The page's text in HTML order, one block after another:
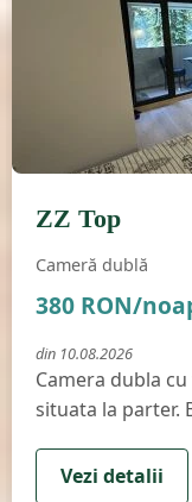
Disponibilă
ZZ Top
Cameră dublă
380 RON/
din 10.08.2026
Camera dubla
situata la parter.
Vezi detalii